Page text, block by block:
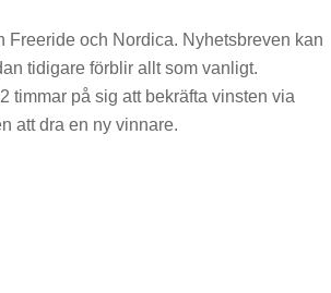
Freeride och Nordica. Nyhetsbreven kan
tidigare förblir allt som vanligt.
timmar på sig att bekräfta vinsten via
att dra en ny vinnare.